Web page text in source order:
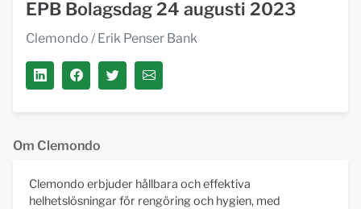
EPB Bolagsdag 24 augusti 2023
Clemondo / Erik Penser Bank
Om Clemondo
Clemondo erbjuder hållbara och effektiva
helhetslösningar för rengöring och hygien, med